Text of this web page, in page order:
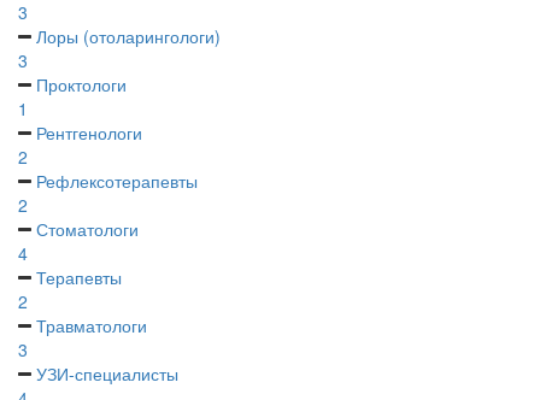
3
Лоры (отоларингологи)
3
Проктологи
1
Рентгенологи
2
Рефлексотерапевты
2
Стоматологи
4
Терапевты
2
Травматологи
3
УЗИ-специалисты